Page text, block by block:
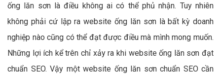
ống lăn sơn là điều không ai có thể phủ nhận. Tuy nhiên
không phải cứ lập ra website ống lăn sơn là bất kỳ doanh
nghiệp nào cũng có thể đạt được điều mà mình mong muốn.
Những lợi ích kể trên chỉ xảy ra khi website ống lăn sơn đạt
chuẩn SEO. Vậy một website ống lăn sơn chuẩn SEO cần